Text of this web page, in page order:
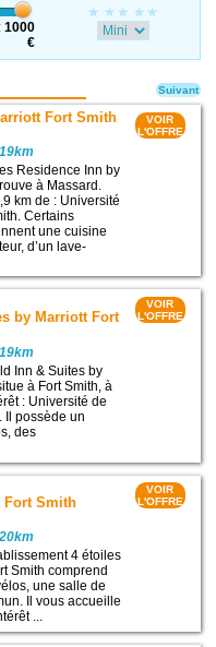
1000
€
Fort Smith
19km
Residence Inn by
à Massard.
km de : Université
Certains
une cuisine
d’un lave-
VOIR
L'OFFRE
by Marriott Fort
19km
Inn & Suites by
à Fort Smith, à
: Université de
Il possède un
des
VOIR
L'OFFRE
Fort Smith
20km
4 étoiles
Smith comprend
une salle de
Il vous accueille
...
VOIR
L'OFFRE
Suivant